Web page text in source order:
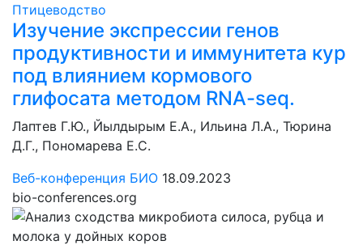
Птицеводство
Изучение экспрессии генов
продуктивности и иммунитета кур
под влиянием кормового
глифосата методом RNA-seq.
Лаптев Г.Ю., Йылдырым Е.А., Ильина Л.А., Тюрина
Д.Г., Пономарева Е.С.
Веб-конференция БИО 18.09.2023
bio-conferences.org